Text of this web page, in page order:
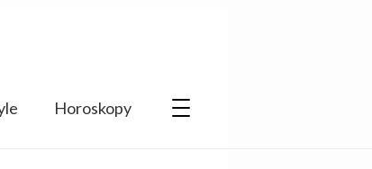
Horoskopy